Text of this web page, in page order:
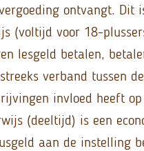
ontvangt. Dit
(voltijd voor 18-
lesgeld betalen,
verband tussen
invloed heeft
(deeltijd) is een
aan de instelling